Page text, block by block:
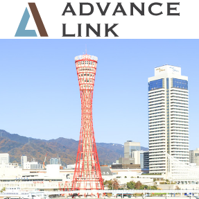
会社概要
ネット保険
事業保険